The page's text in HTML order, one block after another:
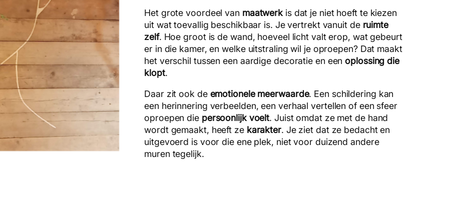
Het grote voordeel van maatwerk is dat je niet hoeft te kiezen
uit wat toevallig beschikbaar is. Je vertrekt vanuit de ruimte
zelf. Hoe groot is de wand, hoeveel licht valt erop, wat gebeurt
er in die kamer, en welke uitstraling wil je oproepen? Dat maakt
het verschil tussen een aardige decoratie en eenoplossing die
klopt.
Daar zit ook de emotionele meerwaarde. Een schildering kan
een herinnering verbeelden, een verhaal vertellen of een sfeer
oproepen die persoonlijk voelt. Juist omdat ze met de hand
wordt gemaakt, heeft ze karakter. Je ziet dat ze bedacht en
uitgevoerd is voor die ene plek, niet voor duizend andere
muren tegelijk.